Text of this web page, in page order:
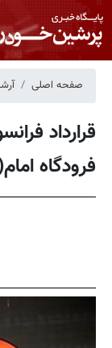
صفحه اصلی
قرارداد
فرودگاه